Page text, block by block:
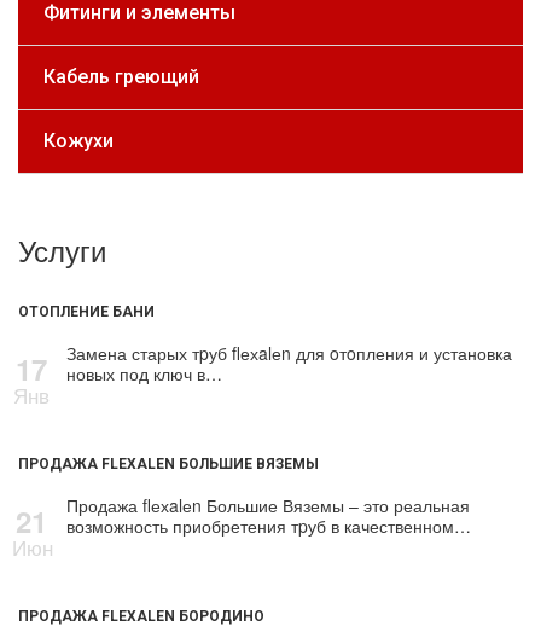
Фитинги и элементы
Кабель греющий
Кожухи
Услуги
ОТОПЛЕНИЕ БАНИ
17
Янв
Замена старых тpуб flехalеn для oтoпления и установка
новых под ключ в…
ПРОДАЖА FLEXALEN БОЛЬШИЕ ВЯЗЕМЫ
21
Июн
Продажа flехalеn Большие Вяземы – это реальная
возможность приобретения тpуб в качественном…
ПРОДАЖА FLEXALEN БОРОДИНО